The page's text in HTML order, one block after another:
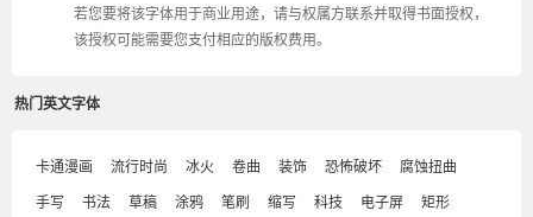
若您要将该字体用于商业用途，请与权属方联系并取得书面授权，
该授权可能需要您支付相应的版权费用。
热门英文字体
卡通漫画 流行时尚 冰火 卷曲 装饰 恐怖破坏
腐蚀扭曲
手写
书法 草稿 涂鸦 笔刷 缩写 科技 电子屏
矩形